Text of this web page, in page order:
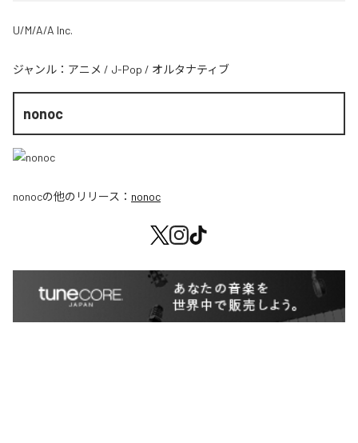
U/M/A/A Inc.
ジャンル： アニメ / J-Pop / オルタナティブ
nonoc
nonocの他のリリース： nonoc